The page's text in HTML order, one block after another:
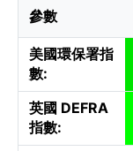
參數
美國環保署指
數:
英國 DEFRA
指數: